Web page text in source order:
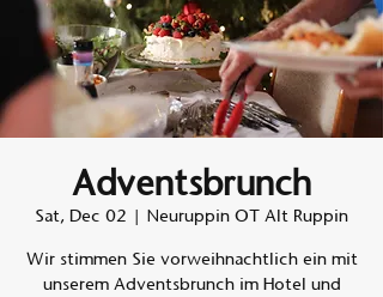
Adventsbrunch
Sat, Dec 02
  |
Neuruppin OT Alt Ruppin
Wir stimmen Sie vorweihnachtlich ein mit
unserem Adventsbrunch im Hotel und